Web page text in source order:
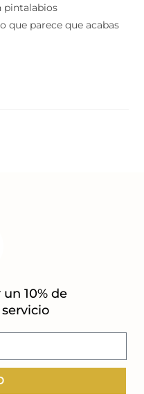
pintalabios
que parece que acabas
10% de